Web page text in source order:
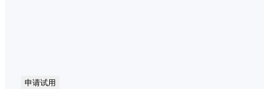
申请试用